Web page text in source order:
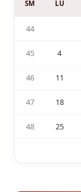
SM LU
44
45 4
46 11
47 18
48 25